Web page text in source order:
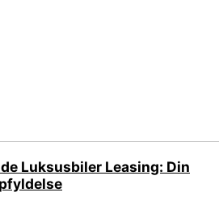
Luksusbiler Leasing: Din